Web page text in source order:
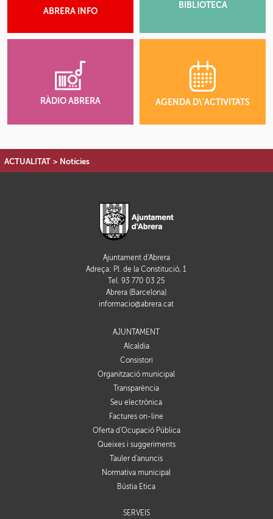
ABRERA INFO
BIBLIOTECA
RÀDIO ABRERA AGENDA D\'ACTIVITATS
ACTUALITAT > Notícies
Ajuntament d'Abrera
Adreça: Pl. de la Constitució, 1
Tel. 93 770 03 25
Abrera (Barcelona)
informacio@abrera.cat
AJUNTAMENT
Alcaldia
Consistori
Organització municipal
Transparència
Seu electrònica
Factures on-line
Oferta d'Ocupació Pública
Queixes i suggeriments
Tauler d'anuncis
Normativa municipal
Bústia Ètica
SERVEIS